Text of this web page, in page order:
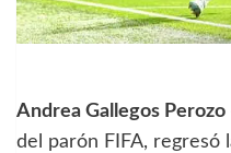
Andrea Gallegos
del parón FIFA, regresó